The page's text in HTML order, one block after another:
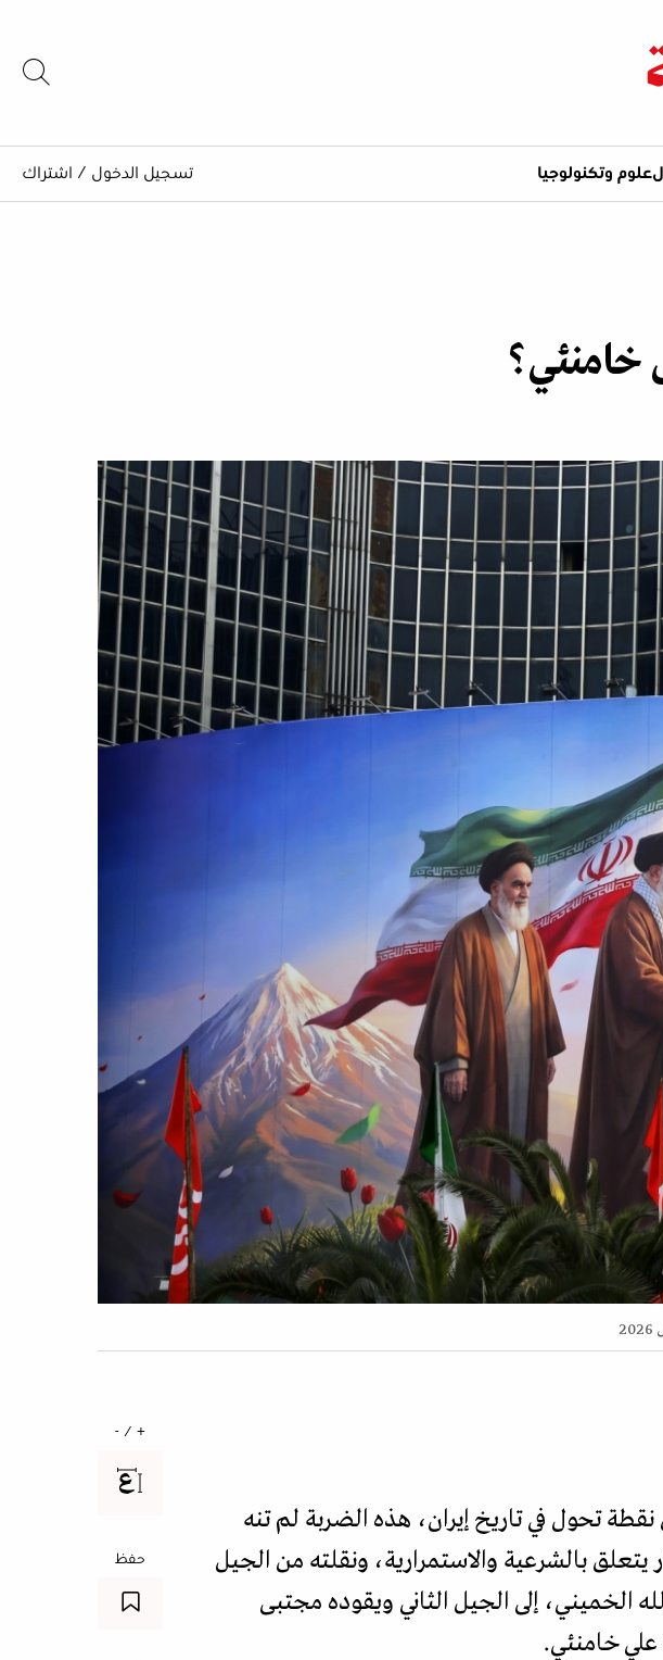
علوم وتكنولوجيا تسجيل الدخول / اشتراك
خامنئي؟
نقطة تحول في تاريخ إيران، هذه الضربة لم تنه
بالشرعية والاستمرارية، ونقلته من الجيل
الخميني، إلى الجيل الثاني ويقوده مجتبى
علي خامنئي.
+ / -
حفظ